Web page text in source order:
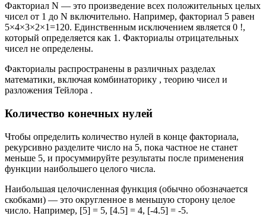
Факториал N — это произведение всех положительных целых
чисел от 1 до N включительно. Например, факториал 5 равен
5×4×3×2×1=120. Единственным исключением является 0 !,
который определяется как 1. Факториалы отрицательных
чисел не определены.
Факториалы распространены в различных разделах
математики, включая комбинаторику , теорию чисел и
разложения Тейлора .
Количество конечных нулей
Чтобы определить количество нулей в конце факториала,
рекурсивно разделите число на 5, пока частное не станет
меньше 5, и просуммируйте результаты после применения
функции наибольшего целого числа.
Наибольшая целочисленная функция (обычно обозначается
скобками) — это округленное в меньшую сторону целое
число. Например, [5] = 5, [4.5] = 4, [-4.5] = -5.